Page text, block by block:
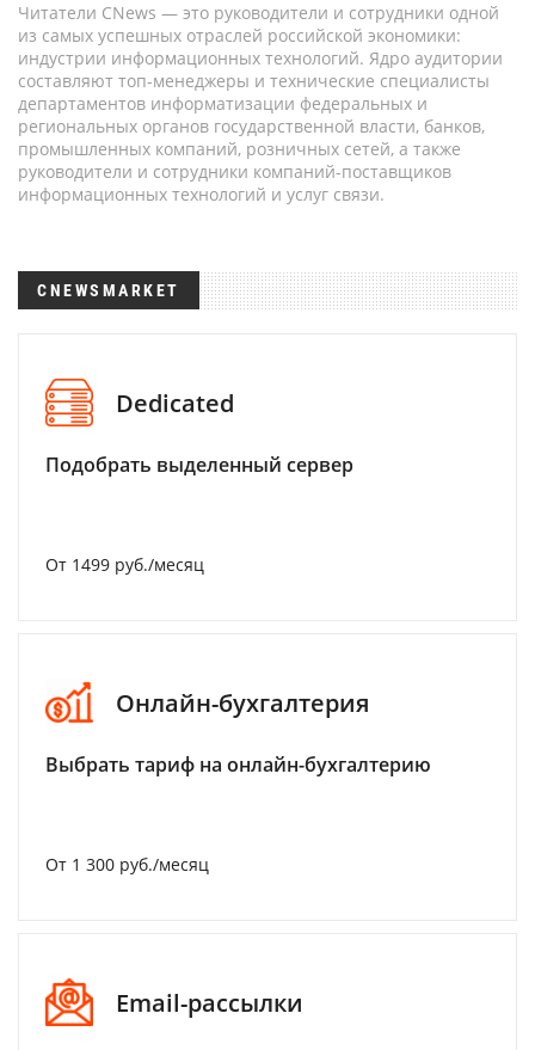
Читатели CNews — это руководители и сотрудники одной
из самых успешных отраслей российской экономики:
индустрии информационных технологий. Ядро аудитории
составляют топ-менеджеры и технические специалисты
департаментов информатизации федеральных и
региональных органов государственной власти, банков,
промышленных компаний, розничных сетей, а также
руководители и сотрудники компаний-поставщиков
информационных технологий и услуг связи.
CNEWSMARKET
Dedicated
Подобрать выделенный сервер
От 1499 руб./месяц
Онлайн-бухгалтерия
Выбрать тариф на онлайн-бухгалтерию
От 1 300 руб./месяц
Email-рассылки